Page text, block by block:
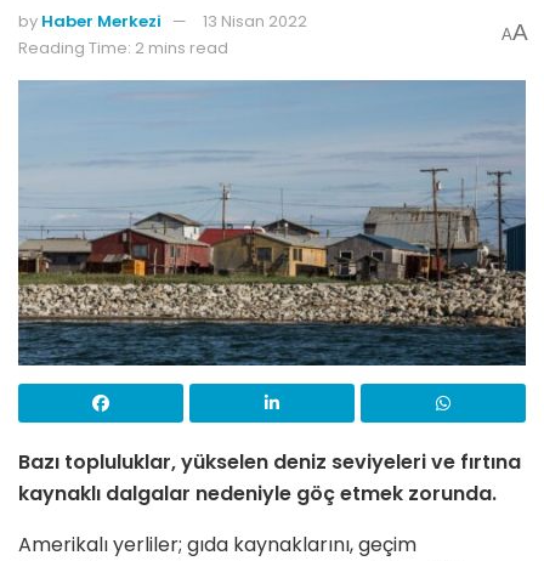
by Haber Merkezi
13 Nisan 2022
Reading Time: 2 mins read
AA
Bazı topluluklar, yükselen deniz seviyeleri ve fırtına
kaynaklı dalgalar nedeniyle göç etmek zorunda.
Amerikalı yerliler; gıda kaynaklarını, geçim